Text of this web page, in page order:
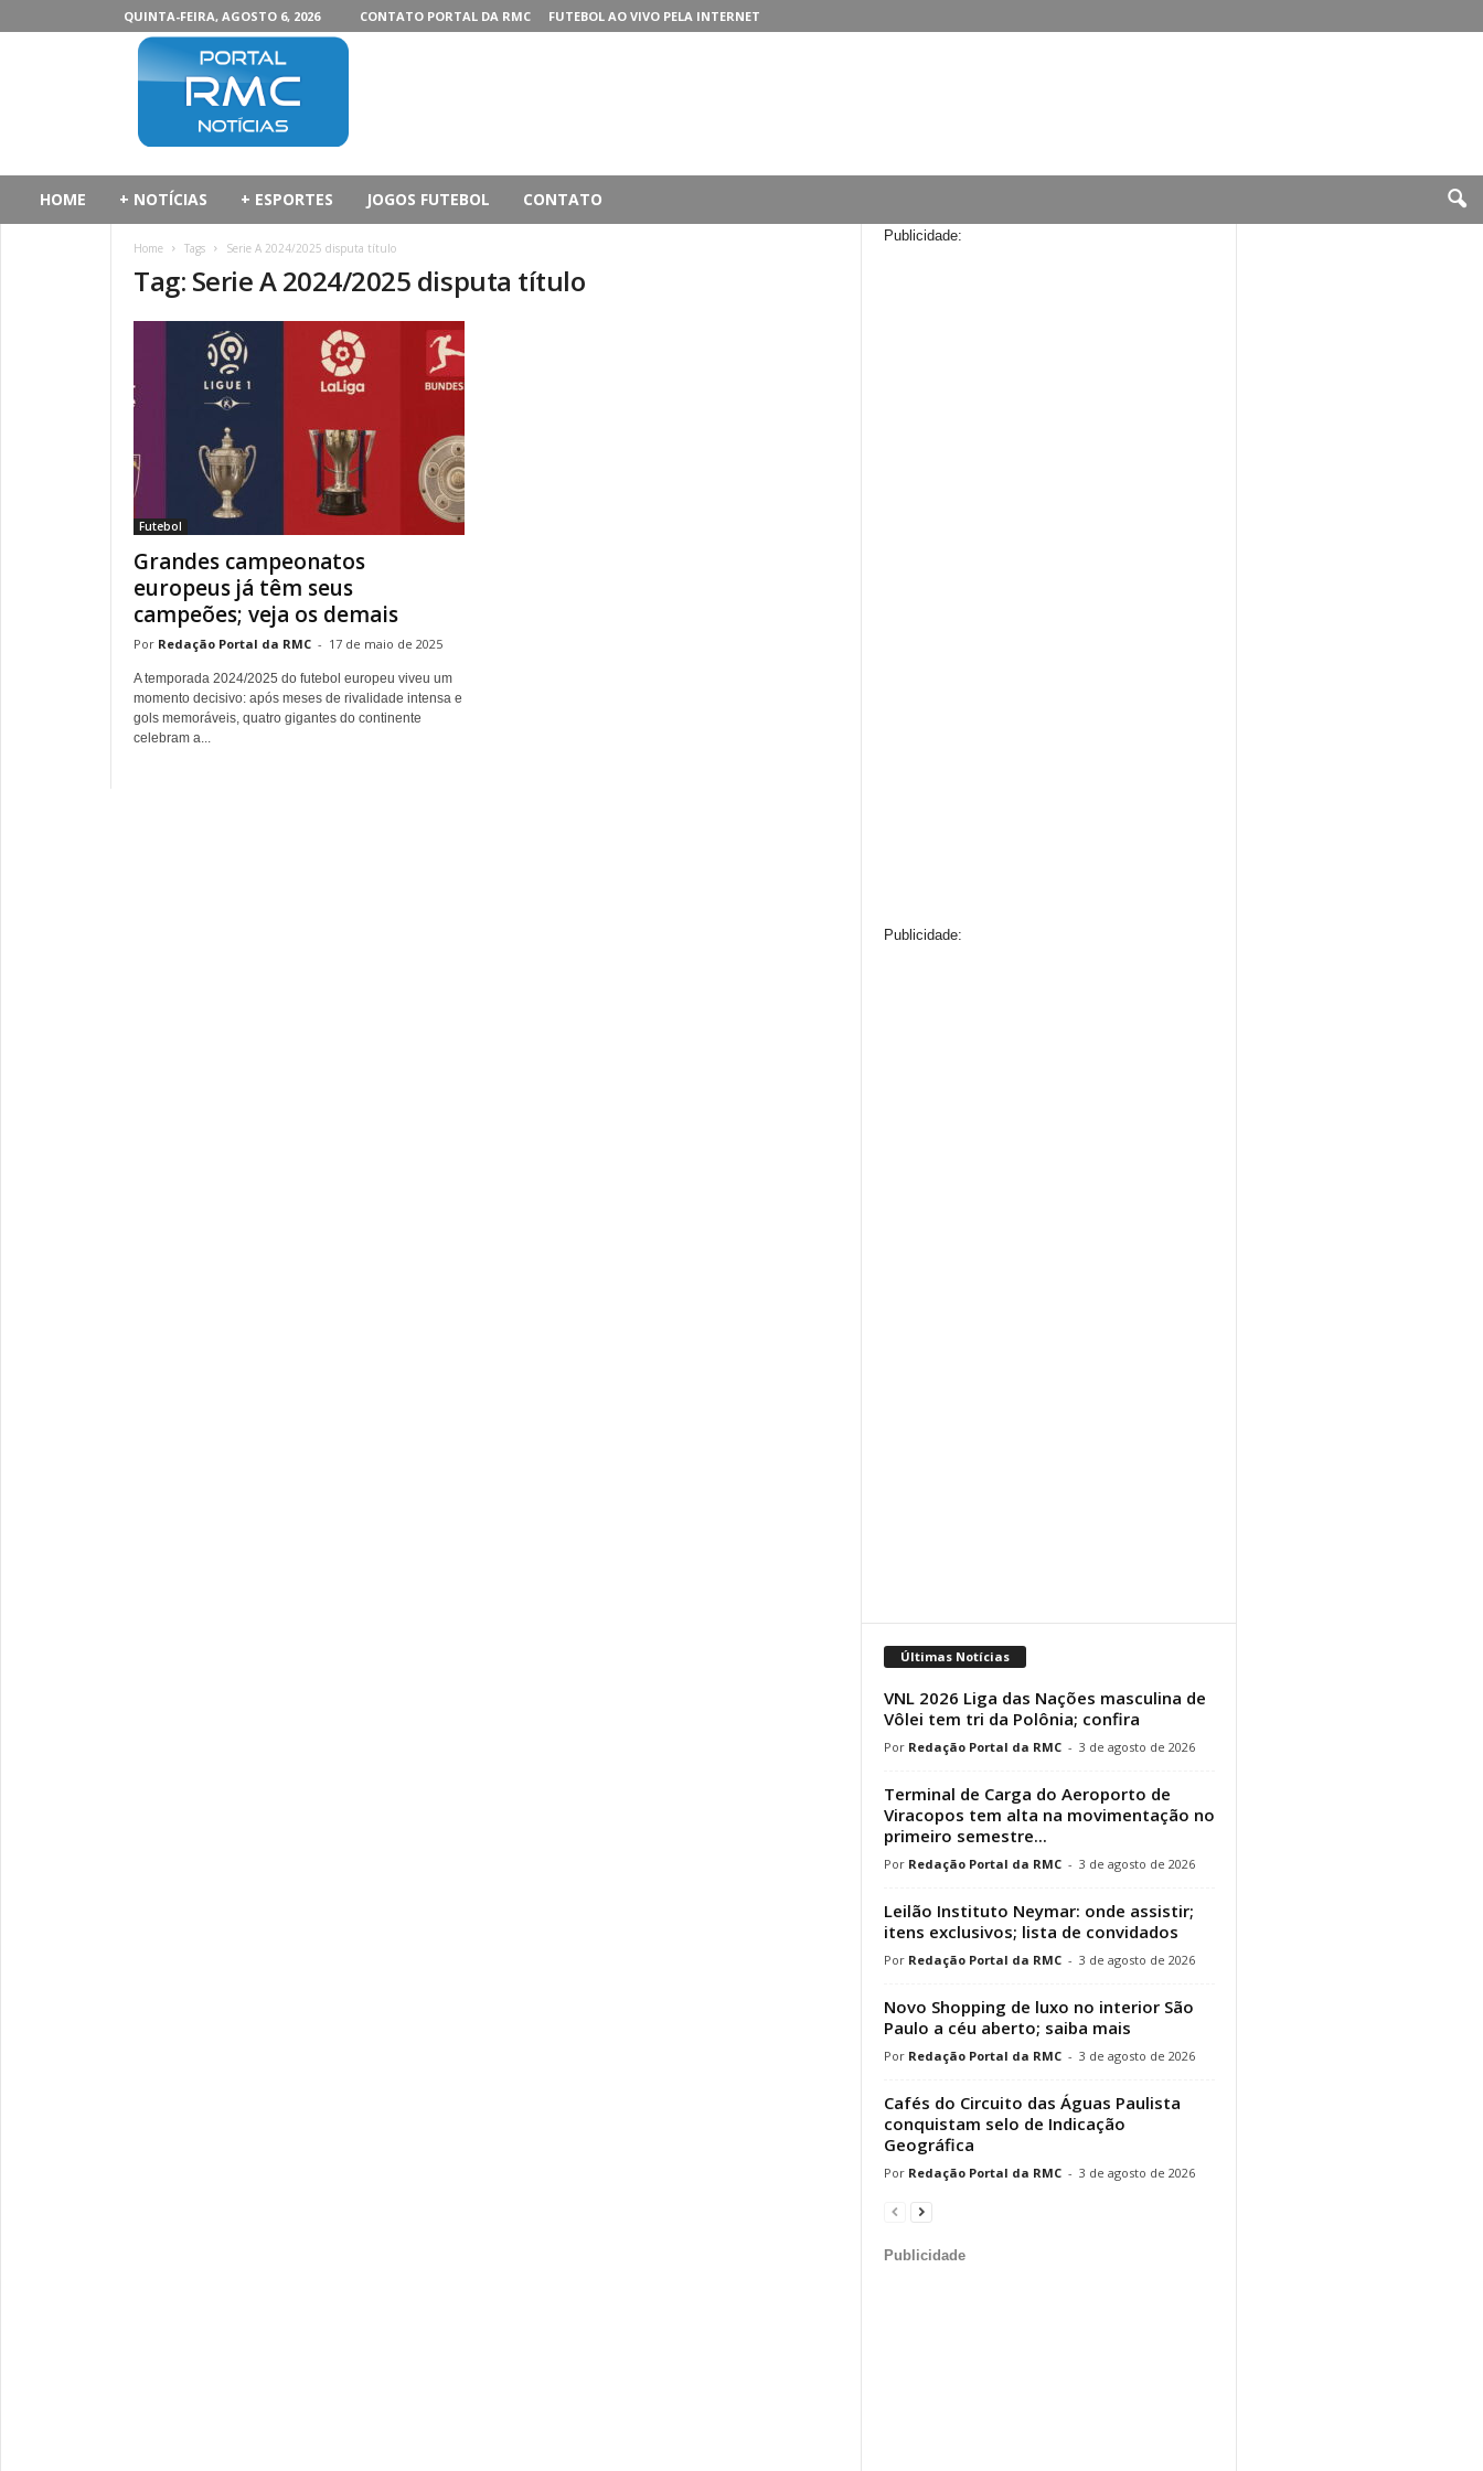
QUINTA-FEIRA, AGOSTO 6, 2026 CONTATO PORTAL DA RMC FUTEBOL AO VIVO PELA INTERNET
HOME + NOTÍCIAS + ESPORTES JOGOS FUTEBOL CONTATO
Home Tags Serie A 2024/2025 disputa título
Tag: Serie A 2024/2025 disputa título
Futebol
Grandes campeonatos
europeus já têm seus
campeões; veja os demais
Redação Portal da RMC - 17 de maio de 2025
A temporada 2024/2025 do futebol europeu viveu um
momento decisivo: após meses de rivalidade intensa e
gols memoráveis, quatro gigantes do continente
celebram a...
Publicidade:
Publicidade:
Últimas Notícias
VNL 2026 Liga das Nações masculina de
Vôlei tem tri da Polônia; confira
Redação Portal da RMC - 3 de agosto de 2026
Terminal de Carga do Aeroporto de
Viracopos tem alta na movimentação no
primeiro semestre...
Redação Portal da RMC - 3 de agosto de 2026
Leilão Instituto Neymar: onde assistir;
itens exclusivos; lista de convidados
Redação Portal da RMC - 3 de agosto de 2026
Novo Shopping de luxo no interior São
Paulo a céu aberto; saiba mais
Redação Portal da RMC - 3 de agosto de 2026
Cafés do Circuito das Águas Paulista
conquistam selo de Indicação
Geográfica
Redação Portal da RMC - 3 de agosto de 2026
Publicidade